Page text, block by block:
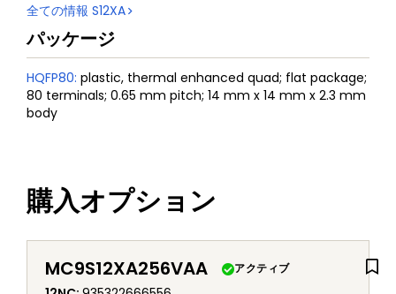
全ての情報 S12XA
パッケージ
HQFP80: plastic, thermal enhanced quad; flat package;
80 terminals; 0.65 mm pitch; 14 mm x 14 mm x 2.3 mm
body
購入オプション
MC9S12XA256VAA アクティブ